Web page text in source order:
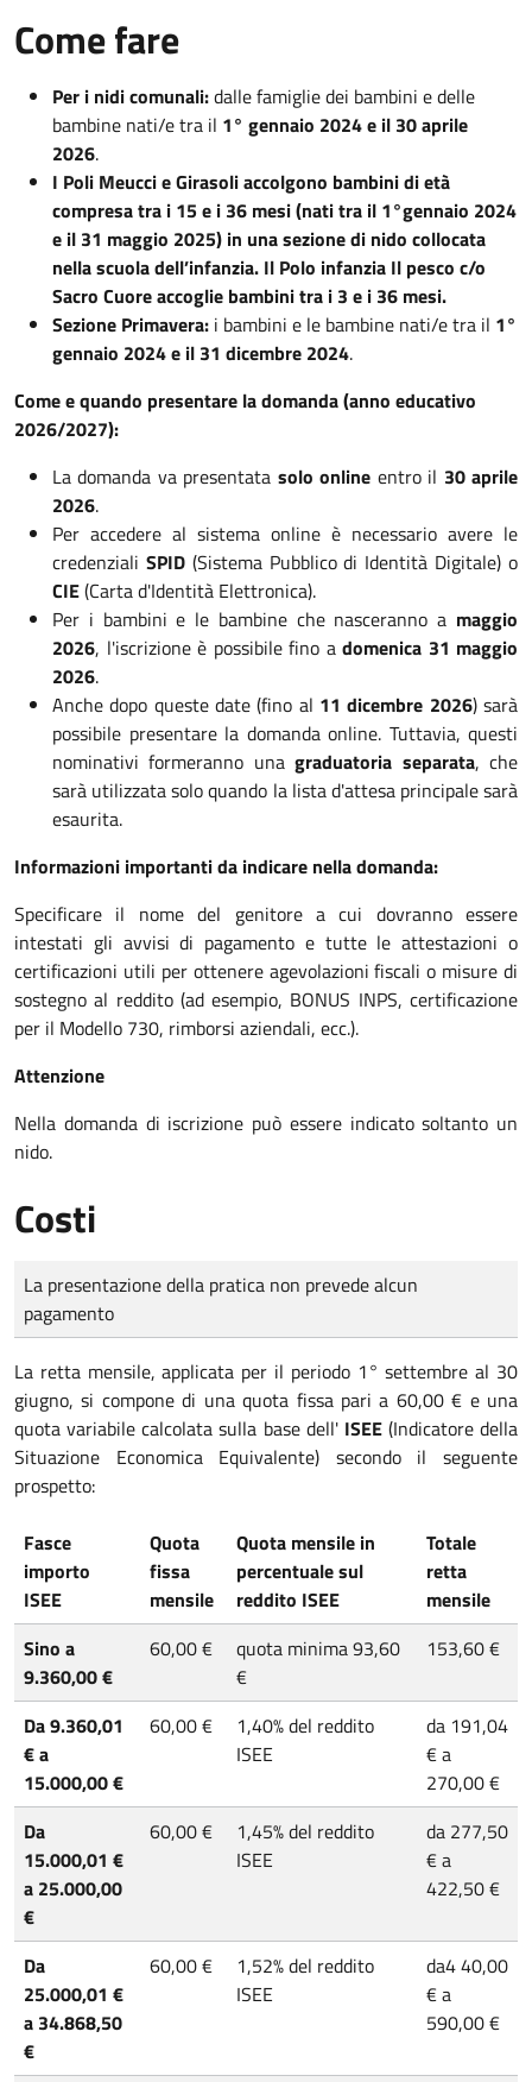
Come fare
Per i nidi comunali:dalle famiglie dei bambini e delle
bambine nati/e tra il 1° gennaio 2024 e il 30 aprile
2026.
I Poli Meucci e Girasoli accolgono bambini di età
compresa tra i 15 e i 36 mesi (nati tra il 1°gennaio 2024
e il 31 maggio 2025) in una sezione di nido collocata
nella scuola dell’infanzia. Il Polo infanzia Il pesco c/o
Sacro Cuore accoglie bambini tra i 3 e i 36 mesi.
Sezione Primavera: i bambini e le bambine nati/e tra il 1°
gennaio 2024 e il 31 dicembre 2024.
Come e quando presentare la domanda (anno educativo
2026/2027):
La domanda va presentata solo online entro il 30 aprile
2026.
Per accedere al sistema online è necessario avere le
credenziali SPID(Sistema Pubblico di Identità Digitale) o
CIE(Carta d'Identità Elettronica).
Per i bambini e le bambine che nasceranno a maggio
2026, l'iscrizione è possibile fino a domenica 31 maggio
2026.
Anche dopo queste date (fino al 11 dicembre 2026) sarà
possibile presentare la domanda online. Tuttavia, questi
nominativi formeranno unagraduatoria separata, che
sarà utilizzata solo quando la lista d'attesa principale sarà
esaurita.
Informazioni importanti da indicare nella domanda:
Specificare il nome del genitore a cui dovranno essere
intestati gli avvisi di pagamento e tutte le attestazioni o
certificazioni utili per ottenere agevolazioni fiscali o misure di
sostegno al reddito (ad esempio, BONUS INPS, certificazione
per il Modello 730, rimborsi aziendali, ecc.).
Attenzione
Nella domanda di iscrizione può essere indicato soltanto un
nido.
Costi
Tipo di pagamento
Importo
La presentazione della pratica non prevede alcun
pagamento
La retta mensile, applicata per il periodo 1° settembre al 30
giugno, si compone di una quota fissa pari a 60,00 € e una
quota variabile calcolata sulla base dell' ISEE(Indicatore della
Situazione Economica Equivalente) secondo il seguente
prospetto:
Fasce
importo
ISEE
Quota
fissa
mensile
Quota mensile in
percentuale sul
reddito ISEE
Totale
retta
mensile
Sino a
9.360,00 €
60,00 €
quota minima 93,60
€
153,60 €
Da 9.360,01
€ a
15.000,00 €
60,00 €
1,40% del reddito
ISEE
da 191,04
€ a
270,00 €
Da
15.000,01 €
a 25.000,00
€
60,00 €
1,45% del reddito
ISEE
da 277,50
€ a
422,50 €
Da
25.000,01 €
a 34.868,50
€
60,00 €
1,52% del reddito
ISEE
da4 40,00
€ a
590,00 €